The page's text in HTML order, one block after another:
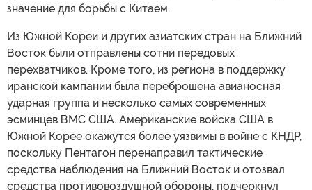
значение для борьбы с Китаем.
Из Южной Кореи и других азиатских стран на Ближний
Восток были отправлены сотни передовых
перехватчиков. Кроме того, из региона в поддержку
иранской кампании была переброшена авианосная
ударная группа и несколько самых современных
эсминцев ВМС США. Американские войска США в
Южной Корее окажутся более уязвимы в войне с КНДР,
поскольку Пентагон перенаправил тактические
средства наблюдения на Ближний Восток и отозвал
средства противовоздушной обороны, подчеркнул